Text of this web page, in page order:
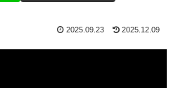
2025.09.23 2025.12.09